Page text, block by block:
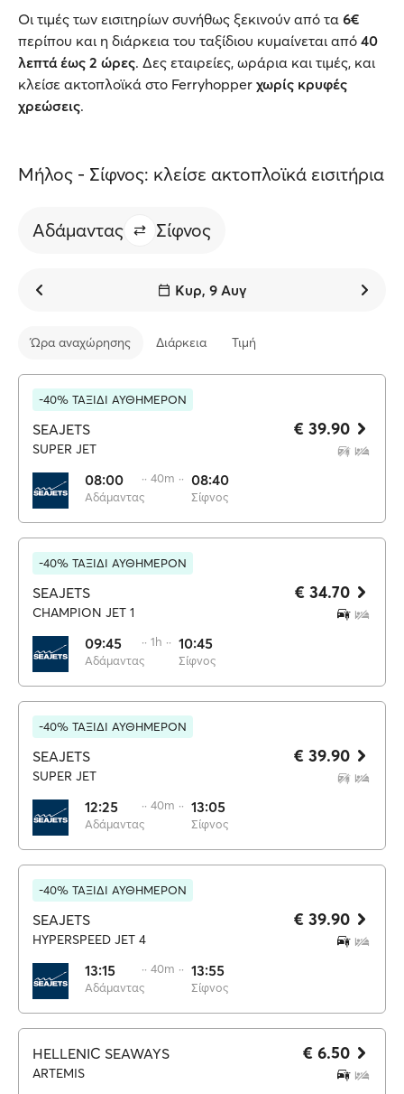
Οι τιμές των εισιτηρίων συνήθως ξεκινούν από τα 6€
περίπου και η διάρκεια του ταξίδιου κυμαίνεται από 40
λεπτά έως 2 ώρες. Δες εταιρείες, ωράρια και τιμές, και
κλείσε ακτοπλοϊκά στο Ferryhopper χωρίς κρυφές
χρεώσεις.
Μήλος - Σίφνος: κλείσε ακτοπλοϊκά εισιτήρια
Αδάμαντας Σίφνος
Κυρ, 9 Αυγ
Ώρα αναχώρησης Διάρκεια Τιμή
-40% ΤΑΞΙΔΙ ΑΥΘΗΜΕΡΟΝ
SEAJETS
SUPER JET
08:00
Αδάμαντας
·· 40m ·· 08:40
Σίφνος
€ 39.90
-40% ΤΑΞΙΔΙ ΑΥΘΗΜΕΡΟΝ
SEAJETS
CHAMPION JET 1
09:45
Αδάμαντας
·· 1h ·· 10:45
Σίφνος
€ 34.70
-40% ΤΑΞΙΔΙ ΑΥΘΗΜΕΡΟΝ
SEAJETS
SUPER JET
12:25
Αδάμαντας
·· 40m ·· 13:05
Σίφνος
€ 39.90
-40% ΤΑΞΙΔΙ ΑΥΘΗΜΕΡΟΝ
SEAJETS
HYPERSPEED JET 4
13:15
Αδάμαντας
·· 40m ·· 13:55
Σίφνος
€ 39.90
HELLENIC SEAWAYS
ARTEMIS
€ 6.50